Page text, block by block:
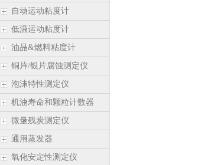
自动运动粘度计
低温运动粘度计
油品&燃料粘度计
铜片/银片腐蚀测定仪
泡沫特性测定仪
机油寿命和颗粒计数器
微量残炭测定仪
通用蒸发器
氧化安定性测定仪